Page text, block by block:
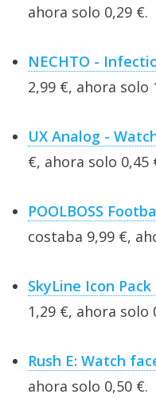
ahora solo 0,29 €.
NECHTO -
2,99 €, ahora solo
UX Analog -
€, ahora solo 0,45
POOLBOSS
costaba 9,99 €,
SkyLine Icon
1,29 €, ahora solo
Rush E: Watch
ahora solo 0,50 €.